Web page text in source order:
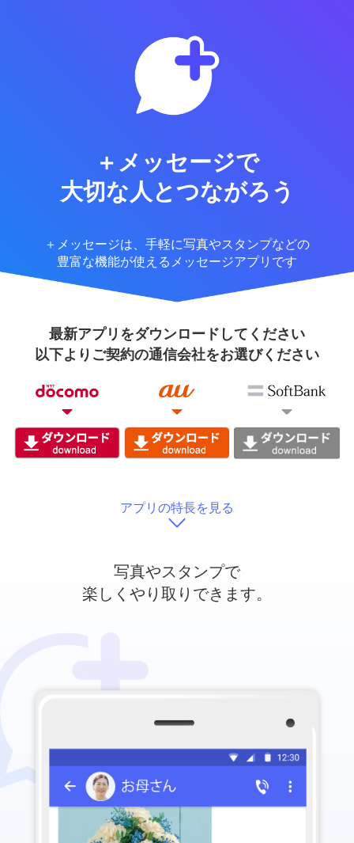
＋メッセージで
大切な人とつながろう
＋メッセージは、手軽に写真やスタンプなどの
豊富な機能が使えるメッセージアプリです
最新アプリをダウンロードしてください
以下よりご契約の通信会社をお選びください
アプリの特長を見る
写真やスタンプで
楽しくやり取りできます。